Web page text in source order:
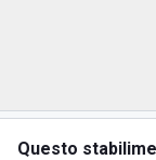
Questo